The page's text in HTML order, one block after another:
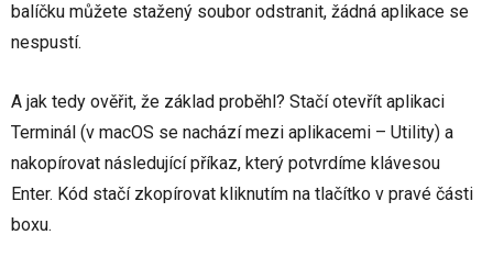
balíčku můžete stažený soubor odstranit, žádná aplikace se
nespustí.
A jak tedy ověřit, že základ proběhl? Stačí otevřít aplikaci
Terminál (v macOS se nachází mezi aplikacemi – Utility) a
nakopírovat následující příkaz, který potvrdíme klávesou
Enter. Kód stačí zkopírovat kliknutím na tlačítko v pravé části
boxu.